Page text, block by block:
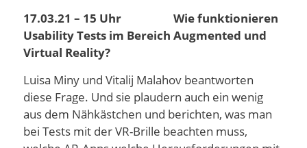
17.03.21 – 15 Uhr
Wie funktionieren
Usability Tests im Bereich Augmented und
Virtual Reality?
Luisa Miny und Vitalij Malahov beantworten
diese Frage. Und sie plaudern auch ein wenig
aus dem Nähkästchen und berichten, was man
bei Tests mit der VR-Brille beachten muss,